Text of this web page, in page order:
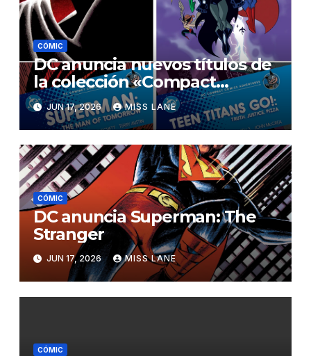
CÓMIC
DC anuncia nuevos títulos de
la colección «Compact
Comics Adventures»
JUN 17, 2026 MISS LANE
CÓMIC
DC anuncia Superman: The
Stranger
JUN 17, 2026 MISS LANE
CÓMIC